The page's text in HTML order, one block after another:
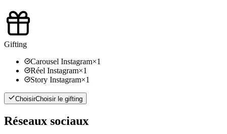
Gifting
Carousel Instagram×1
Réel Instagram×1
Story Instagram×1
ChoisirChoisir le gifting
Réseaux sociaux